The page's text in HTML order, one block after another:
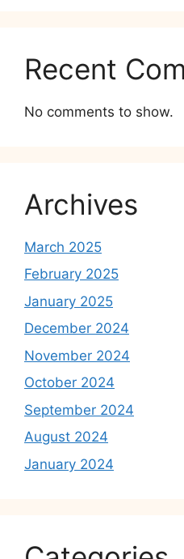
Recent
No comments to show.
Archives
March 2025
February 2025
January 2025
December 2024
November 2024
October 2024
September 2024
August 2024
January 2024